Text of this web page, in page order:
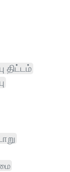
திட்டம்